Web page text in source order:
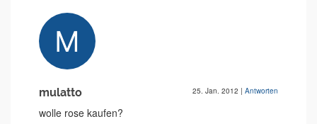
mulatto 25. Jan. 2012 | Antworten
wolle rose kaufen?